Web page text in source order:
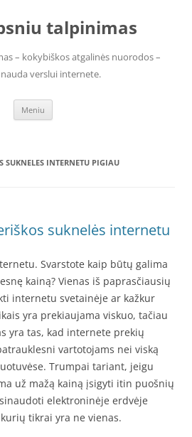
talpinimas
– kokybiškos atgalinės nuorodos –
verslui internete.
Meniu
SUKNELES INTERNETU PIGIAU
suknelės internetu
Svarstote kaip būtų galima
kainą? Vienas iš paprasčiausių
internetu svetainėje ar kažkur
yra prekiaujama viskuo, tačiau
yra tas, kad internete prekių
vartotojams nei viską
Trumpai tariant, jeigu
už mažą kainą įsigyti itin puošnių
elektroninėje erdvėje
tikrai yra ne vienas.